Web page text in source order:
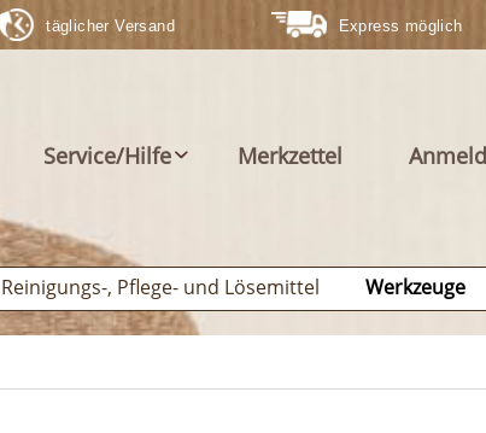
täglicher Versand Express möglich
Service/Hilfe Merkzettel
Reinigungs-, Pflege- und Lösemittel Werkzeuge